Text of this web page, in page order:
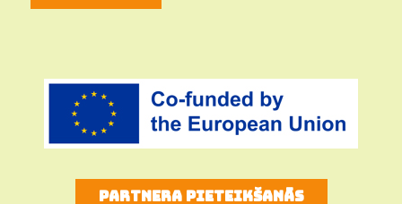
Partnera Pieteikšanās